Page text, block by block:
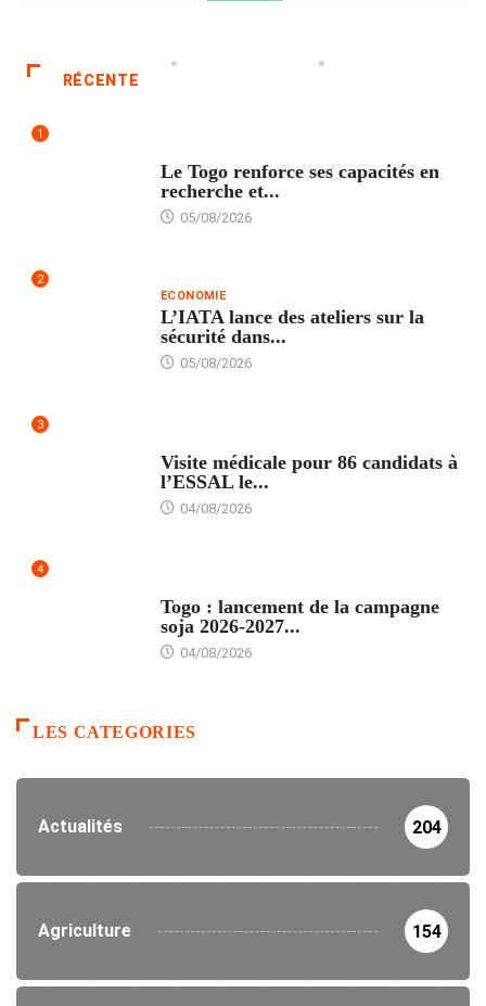
RÉCENTE
1
Le Togo renforce ses capacités en
recherche et...
05/08/2026
2
ECONOMIE
L’IATA lance des ateliers sur la
sécurité dans...
05/08/2026
3
Visite médicale pour 86 candidats à
l’ESSAL le...
04/08/2026
4
Togo : lancement de la campagne
soja 2026-2027...
04/08/2026
LES CATEGORIES
Actualités 204
Agriculture 154